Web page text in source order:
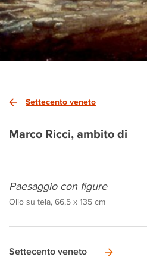
Settecento veneto
Marco Ricci, ambito di
Paesaggio con figure
Olio su tela, 66,5 x 135 cm
Settecento veneto